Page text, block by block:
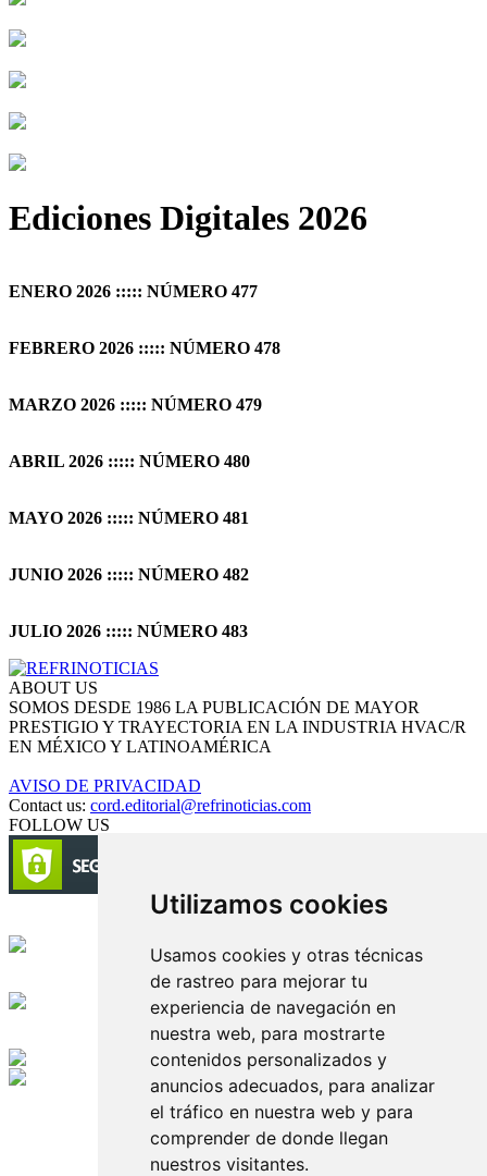
Utilizamos cookies
Usamos cookies y otras técnicas
de rastreo para mejorar tu
experiencia de navegación en
nuestra web, para mostrarte
contenidos personalizados y
anuncios adecuados, para analizar
el tráfico en nuestra web y para
comprender de donde llegan
nuestros visitantes.
Ediciones Digitales 2026
ENERO 2026 ::::: NÚMERO 477
FEBRERO 2026 ::::: NÚMERO 478
MARZO 2026 ::::: NÚMERO 479
ABRIL 2026 ::::: NÚMERO 480
MAYO 2026 ::::: NÚMERO 481
JUNIO 2026 ::::: NÚMERO 482
JULIO 2026 ::::: NÚMERO 483
ABOUT US
SOMOS DESDE 1986 LA PUBLICACIÓN DE MAYOR
PRESTIGIO Y TRAYECTORIA EN LA INDUSTRIA HVAC/R
EN MÉXICO Y LATINOAMÉRICA
AVISO DE PRIVACIDAD
Contact us: cord.editorial@refrinoticias.com
FOLLOW US
Edición digital con tecnología
Playa Revolcadero 222 Col. Reforma Iztaccihuatl Norte C.P. 08810
CIUDAD DE MEXICO
Conmutador CIUDAD DE MEXICO (+52) 555 740 4476, 555 740